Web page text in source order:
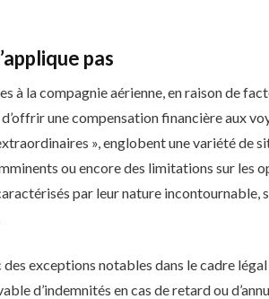
pas
à la compagnie aérienne, en raison de
une compensation financière aux
», englobent une variété de
ou encore des limitations sur les
par leur nature incontournable,
exceptions notables dans le cadre
d’indemnités en cas de retard ou